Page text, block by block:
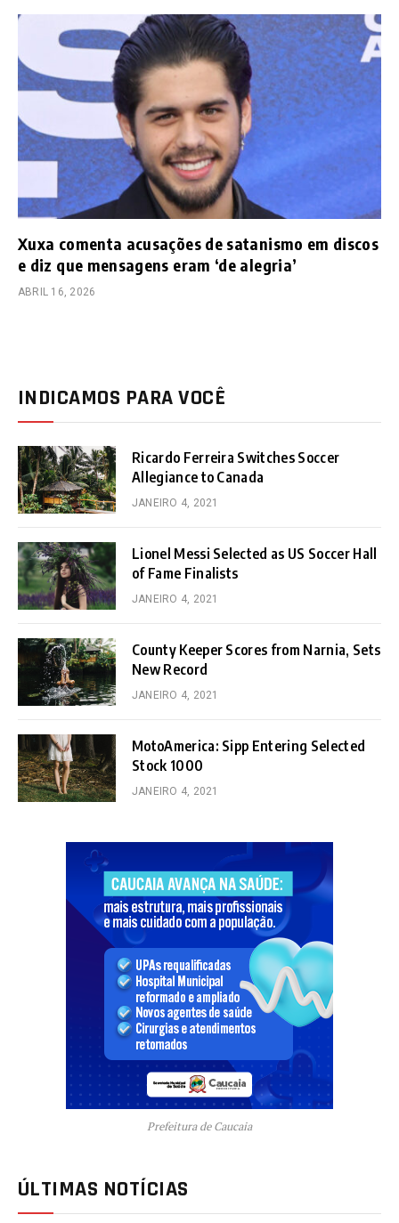
Xuxa comenta acusações de satanismo em discos
e diz que mensagens eram ‘de alegria’
ABRIL 16, 2026
INDICAMOS PARA VOCÊ
Ricardo Ferreira Switches Soccer
Allegiance to Canada
JANEIRO 4, 2021
Lionel Messi Selected as US Soccer Hall
of Fame Finalists
JANEIRO 4, 2021
County Keeper Scores from Narnia, Sets
New Record
JANEIRO 4, 2021
MotoAmerica: Sipp Entering Selected
Stock 1000
JANEIRO 4, 2021
Prefeitura de Caucaia
ÚLTIMAS NOTÍCIAS